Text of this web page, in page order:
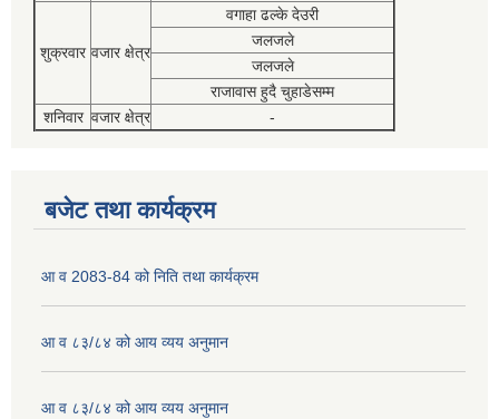
शुक्रवार वजार क्षेत्र
वगाहा ढल्के देउरी
जलजले
जलजले
राजावास हुदै चुहाडेसम्म
शनिवार वजार क्षेत्र -
बजेट तथा कार्यक्रम
आ व 2083-84 को निति तथा कार्यक्रम
आ व ८३/८४ को आय व्यय अनुमान
आ व ८३/८४ को आय व्यय अनुमान